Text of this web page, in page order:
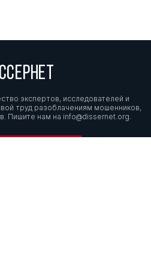
экспертов, исследователей и
труд разоблачениям мошенников,
Пишите нам на info@dissernet.org.